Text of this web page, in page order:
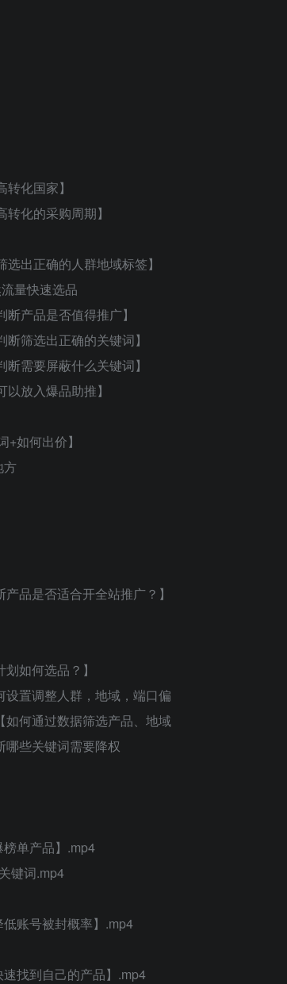
化国家】
化的采购周期】
出正确的人群地域标签】
量快速选品
产品是否值得推广】
筛选出正确的关键词】
需要屏蔽什么关键词】
放入爆品助推】
如何出价】
方
品是否适合开全站推广？】
如何选品？】
置调整人群，地域，端口偏
何通过数据筛选产品、地域
些关键词需要降权
单产品】.mp4
键词.mp4
账号被封概率】.mp4
找到自己的产品】.mp4